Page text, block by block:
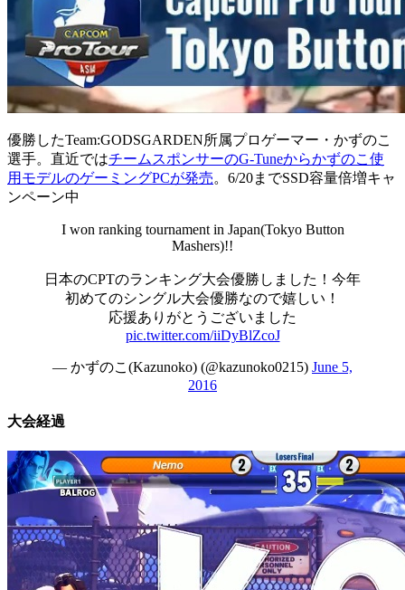
優勝したTeam:GODSGARDEN所属プロゲーマー・かずのこ
選手。直近ではチームスポンサーのG-Tuneからかずのこ使
用モデルのゲーミングPCが発売。6/20までSSD容量倍増キャ
ンペーン中
I won ranking tournament in Japan(Tokyo Button
Mashers)!!
日本のCPTのランキング大会優勝しました！今年
初めてのシングル大会優勝なので嬉しい！
応援ありがとうございました
pic.twitter.com/iiDyBlZcoJ
— かずのこ(Kazunoko) (@kazunoko0215) June 5,
2016
大会経過